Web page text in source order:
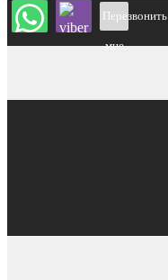
Перезвонить
мне